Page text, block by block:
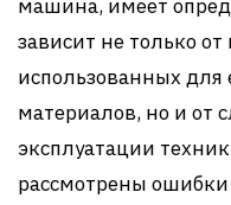
машина, имеет
зависит не только от
использованных для
материалов, но и от
эксплуатации
рассмотрены